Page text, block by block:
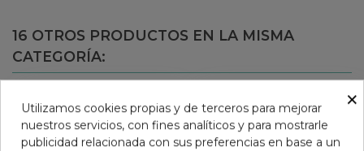
16 OTROS PRODUCTOS EN LA MISMA
CATEGORÍA:
×
Utilizamos cookies propias y de terceros para mejorar
nuestros servicios, con fines analíticos y para mostrarle
publicidad relacionada con sus preferencias en base a un